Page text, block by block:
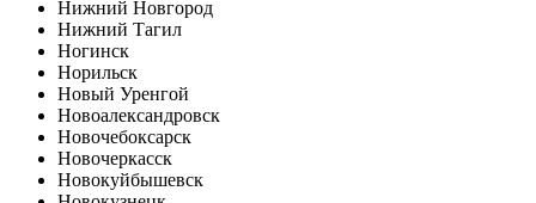
Нижний Новгород
Нижний Тагил
Ногинск
Норильск
Новый Уренгой
Новоалександровск
Новочебоксарск
Новочеркасск
Новокуйбышевск